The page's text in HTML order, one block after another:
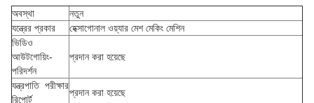
অবস্থা
নতুন
যন্ত্রের প্রকার
হেক্সাগোনাল ওয়্যার মেশ মেকিং মেশিন
ভিডিও
আউটগোয়িং-
পরিদর্শন
প্রদান করা হয়েছে
যন্ত্রপাতি পরীক্ষার
রিপোর্ট
প্রদান করা হয়েছে